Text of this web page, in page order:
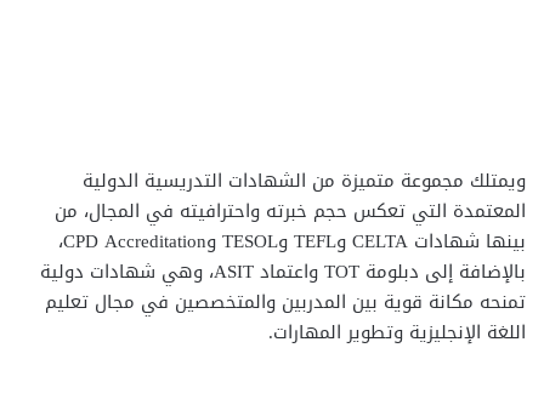
ويمتلك مجموعة متميزة من الشهادات التدريسية الدولية
المعتمدة التي تعكس حجم خبرته واحترافيته في المجال، من
بينها شهادات CELTA وTEFL وTESOL وCPD Accreditation،
بالإضافة إلى دبلومة TOT واعتماد ASIT، وهي شهادات دولية
تمنحه مكانة قوية بين المدربين والمتخصصين في مجال تعليم
اللغة الإنجليزية وتطوير المهارات.